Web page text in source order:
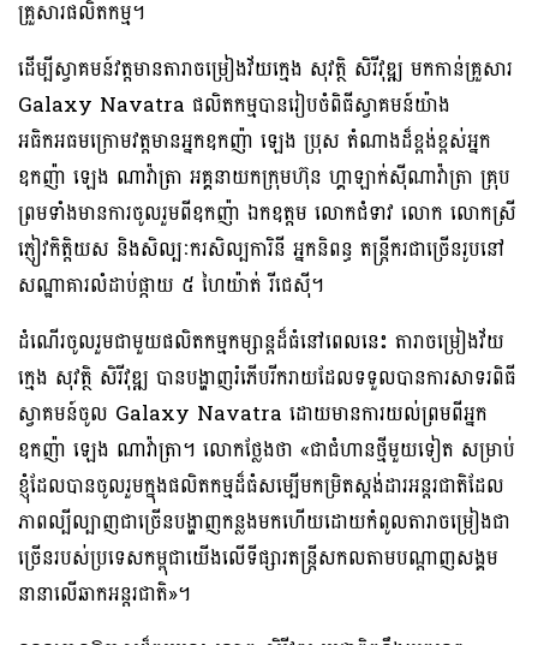
គ្រួសារផលិតកម្ម។
ដើម្បីស្វាគមន៍វត្តមានតារាចម្រៀងវ័យក្មេង សុវត្ថិ សិរីវុឌ្ឍ មកកាន់គ្រួសារ
Galaxy Navatra ផលិតកម្មបានរៀបចំពិធីស្វាគមន៍យ៉ាង
អធិកអធមក្រោមវត្តមានអ្នកឧកញ៉ា ឡេង ប្រុស តំណាងដ៏ខ្ពង់ខ្ពស់អ្នក
ឧកញ៉ា ឡេង ណាវ៉ាត្រា អគ្គនាយកក្រុមហ៊ុន ហ្គាឡាក់ស៊ីណាវ៉ាត្រា គ្រុប
ព្រមទាំងមានការចូលរួមពីឧកញ៉ា ឯកឧត្តម លោកជំទាវ លោក លោកស្រី
ភ្ញៀវកិត្តិយស និងសិល្បៈករសិល្បការិនី អ្នកនិពន្ធ តន្រ្តីករជាច្រើនរូបនៅ
សណ្ឋាគារលំដាប់ផ្កាយ ៥ ហៃយ៉ាត់ រីជេស៊ី។
ដំណើរចូលរួមជាមួយផលិតកម្មកម្សាន្តដ៏ធំនៅពេលនេះ តារាចម្រៀងវ័យ
ក្មេង សុវត្ថិ សិរីវុឌ្ឍ បានបង្ហាញរំភើបរីករាយដែលទទួលបានការសាទរពិធី
ស្វាគមន៍ចូល Galaxy Navatra ដោយមានការយល់ព្រមពីអ្នក
ឧកញ៉ា ឡេង ណាវ៉ាត្រា។ លោកថ្លែងថា «ជាជំហានថ្មីមួយទៀត សម្រាប់
ខ្ញុំដែលបានចូលរួមក្នុងផលិតកម្មដ៏ធំសម្បើមកម្រិតស្តង់ដារអន្តរជាតិដែល
ភាពល្បីល្បាញជាច្រើនបង្ហាញកន្លងមកហើយដោយកំពូលតារាចម្រៀងជា
ច្រើនរបស់ប្រទេសកម្ពុជាយើងលើទីផ្សារតន្រ្តីសកលតាមបណ្តាញសង្គម
នានាលើឆាកអន្តរជាតិ»។